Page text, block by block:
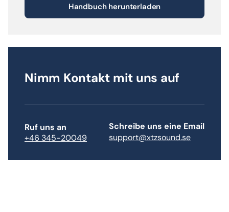
Handbuch herunterladen
Nimm Kontakt mit uns auf
Ruf uns an
+46 345-20049
Schreibe uns eine Email
support@xtzsound.se